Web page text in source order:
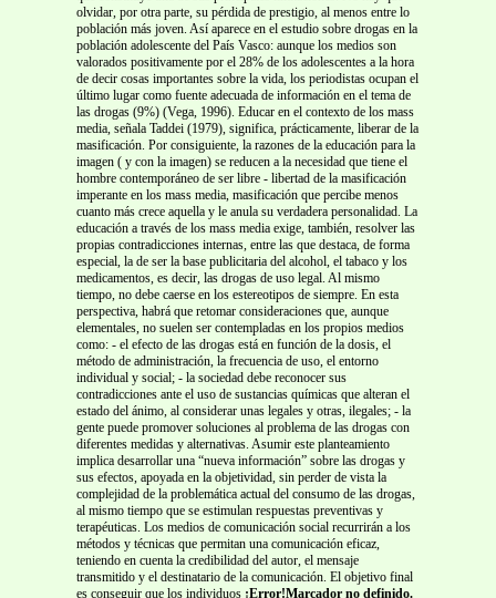
olvidar, por otra parte, su pérdida de prestigio, al menos entre lo
población más joven. Así aparece en el estudio sobre drogas en la
población adolescente del País Vasco: aunque los medios son
valorados positivamente por el 28% de los adolescentes a la hora
de decir cosas importantes sobre la vida, los periodistas ocupan el
último lugar como fuente adecuada de información en el tema de
las drogas (9%) (Vega, 1996). Educar en el contexto de los mass
media, señala Taddei (1979), significa, prácticamente, liberar de la
masificación. Por consiguiente, la razones de la educación para la
imagen ( y con la imagen) se reducen a la necesidad que tiene el
hombre contemporáneo de ser libre - libertad de la masificación
imperante en los mass media, masificación que percibe menos
cuanto más crece aquella y le anula su verdadera personalidad. La
educación a través de los mass media exige, también, resolver las
propias contradicciones internas, entre las que destaca, de forma
especial, la de ser la base publicitaria del alcohol, el tabaco y los
medicamentos, es decir, las drogas de uso legal. Al mismo
tiempo, no debe caerse en los estereotipos de siempre. En esta
perspectiva, habrá que retomar consideraciones que, aunque
elementales, no suelen ser contempladas en los propios medios
como: - el efecto de las drogas está en función de la dosis, el
método de administración, la frecuencia de uso, el entorno
individual y social; - la sociedad debe reconocer sus
contradicciones ante el uso de sustancias químicas que alteran el
estado del ánimo, al considerar unas legales y otras, ilegales; - la
gente puede promover soluciones al problema de las drogas con
diferentes medidas y alternativas. Asumir este planteamiento
implica desarrollar una “nueva información” sobre las drogas y
sus efectos, apoyada en la objetividad, sin perder de vista la
complejidad de la problemática actual del consumo de las drogas,
al mismo tiempo que se estimulan respuestas preventivas y
terapéuticas. Los medios de comunicación social recurrirán a los
métodos y técnicas que permitan una comunicación eficaz,
teniendo en cuenta la credibilidad del autor, el mensaje
transmitido y el destinatario de la comunicación. El objetivo final
es conseguir que los individuos ¡Error!Marcador no definido.